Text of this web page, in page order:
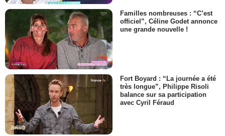
Familles nombreuses : “C’est
officiel”, Céline Godet annonce
une grande nouvelle !
Fort Boyard : “La journée a été
très longue”, Philippe Risoli
balance sur sa participation
avec Cyril Féraud